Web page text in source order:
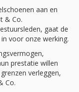
aan en
& Co.
gaat de
voor onze werking.
prestatie willen
verleggen,
Co.